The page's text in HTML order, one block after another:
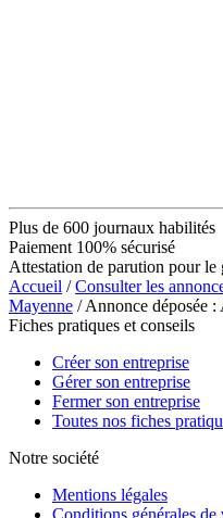
Plus de 600 journaux habilités
Paiement 100% sécurisé
Attestation de parution pour
Accueil /Consulter les
Mayenne / Annonce déposée
Fiches pratiques et conseils
Créer son entreprise
Gérer son entreprise
Fermer son entreprise
Toutes nos fiches
Notre société
Mentions légales
Conditions générales de